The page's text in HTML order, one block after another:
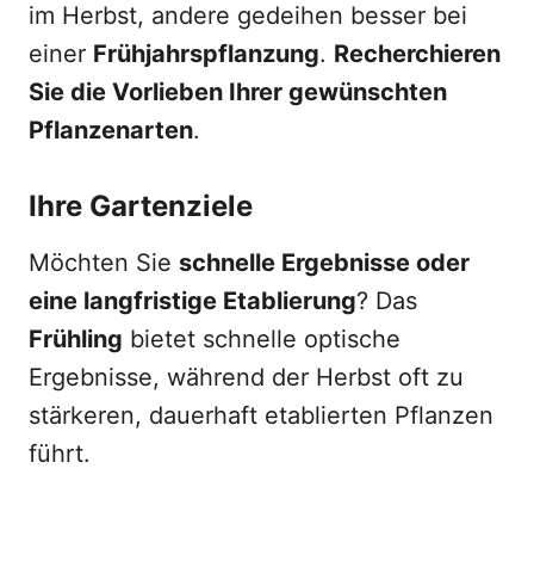
im Herbst, andere gedeihen besser bei
einer Frühjahrspflanzung. Recherchieren
Sie die Vorlieben Ihrer gewünschten
Pflanzenarten.
Ihre Gartenziele
Möchten Sie schnelle Ergebnisse oder
eine langfristige Etablierung? Das
Frühling bietet schnelle optische
Ergebnisse, während der Herbst oft zu
stärkeren, dauerhaft etablierten Pflanzen
führt.